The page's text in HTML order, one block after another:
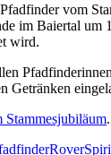
vom
im Baiertal um
wird.
Getränken
.
Rover